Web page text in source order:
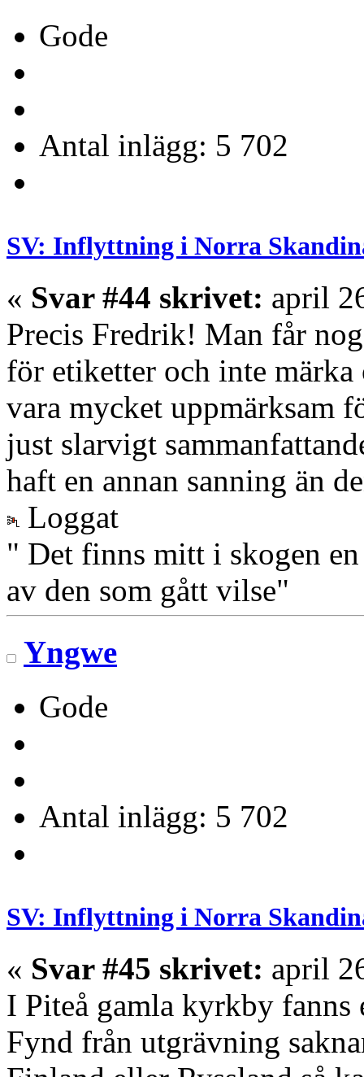
Gode
Antal inlägg: 5 702
SV: Inflyttning i Norra
« Svar #44 skrivet: april
Precis Fredrik! Man får
för etiketter och inte
vara mycket uppmärksam
just slarvigt
haft en annan sanning än
Loggat
" Det finns mitt i skogen
av den som gått vilse"
Yngwe
Gode
Antal inlägg: 5 702
SV: Inflyttning i Norra
« Svar #45 skrivet: april
I Piteå gamla kyrkby fanns
Fynd från utgrävning